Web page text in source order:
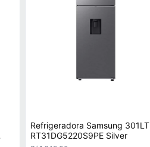
Refrigeradora Samsung 301LT
RT31DG5220S9PE Silver